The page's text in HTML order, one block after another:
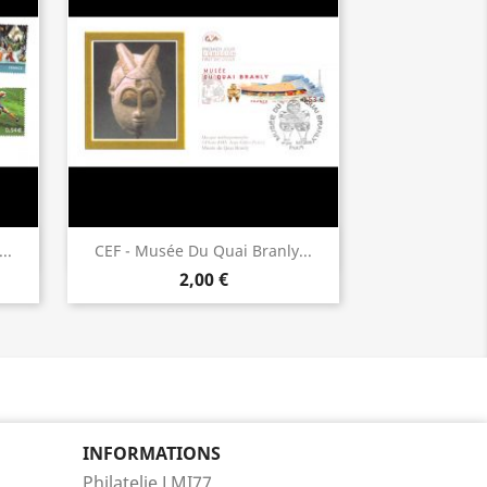
CEF - Musée Du Quai Branly...
2,00 €
Aperçu rapide
INFORMATIONS